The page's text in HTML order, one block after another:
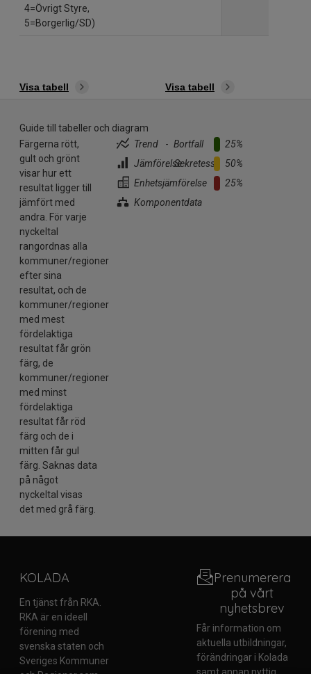
4=Övrigt Styre,
5=Borgerlig/SD)
Visa tabell Visa tabell
Guide till tabeller och diagram
Färgerna rött,
gult och grönt
visar hur ett
resultat ligger till
jämfört med
andra. För varje
nyckeltal
rangordnas alla
kommuner/regioner
efter sina
resultat, och de
kommuner/regioner
med mest
fördelaktiga
resultat får grön
färg, de
kommuner/regioner
med minst
fördelaktiga
resultat får röd
färg och de i
mitten får gul
färg. Saknas data
på något
nyckeltal visas
det med grå färg.
Trend
Jämförelse
Enhetsjämförelse
Komponentdata
- Bortfall
.. Sekretess
25%
50%
25%
KOLADA
En tjänst från RKA.
RKA är en ideell
förening med
svenska staten och
Sveriges Kommuner
Prenumerera
på vårt
nyhetsbrev
Får information om
aktuella utbildningar,
förändringar i Kolada